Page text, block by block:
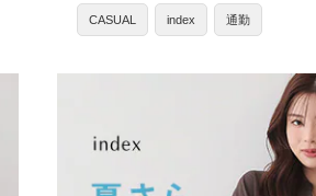
CASUAL index 通勤